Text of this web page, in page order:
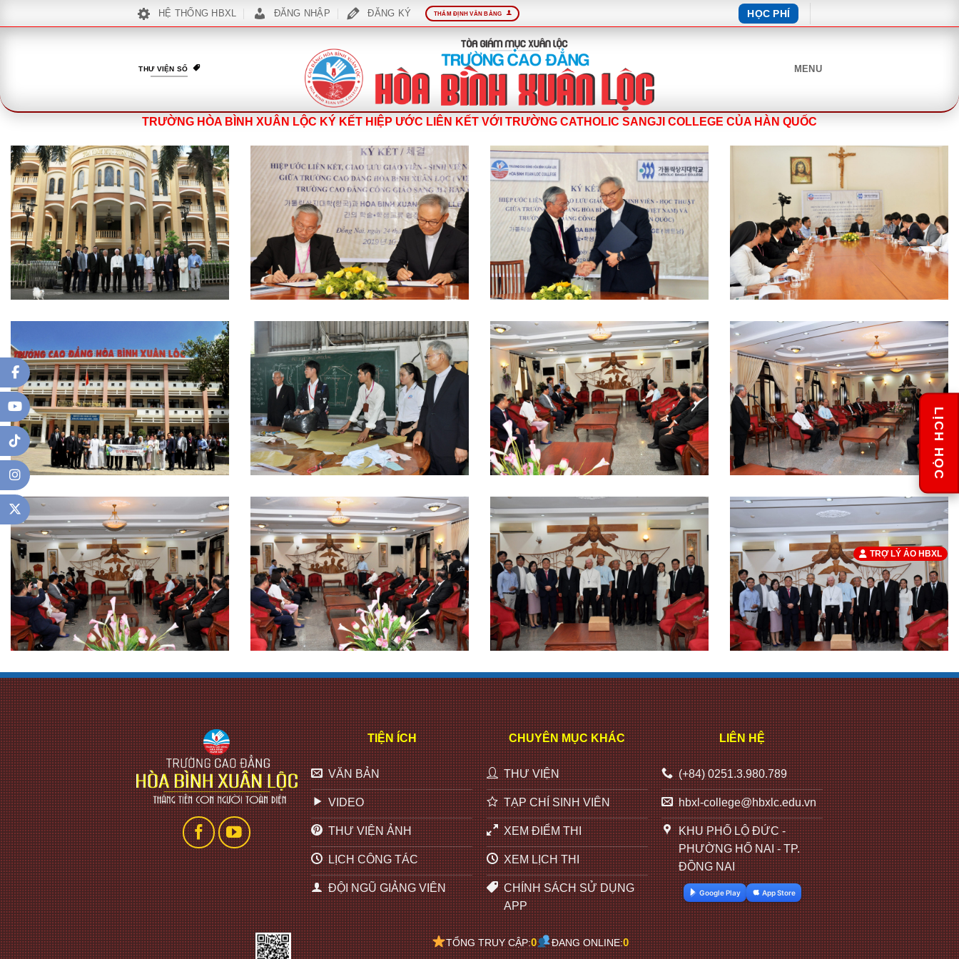
qua
HỆ THỐNG HBXL ĐĂNG NHẬP ĐĂNG KÝ THẨM ĐỊNH VĂN BẰNG HỌC PHÍ
THƯ VIỆN SỐ MENU
TRƯỜNG HÒA BÌNH XUÂN LỘC KÝ KẾT HIỆP ƯỚC LIÊN KẾT VỚI TRƯỜNG CATHOLIC SANGJI COLLEGE CỦA HÀN QUỐC
TIỆN ÍCH
VĂN BẢN
VIDEO
THƯ VIỆN ẢNH
LỊCH CÔNG TÁC
ĐỘI NGŨ GIẢNG VIÊN
CHUYÊN MỤC KHÁC
THƯ VIỆN
TẠP CHÍ SINH VIÊN
XEM ĐIỂM THI
XEM LỊCH THI
CHÍNH SÁCH SỬ DỤNG
APP
LIÊN HỆ
(+84) 0251.3.980.789
hbxl-college@hbxlc.edu.vn
KHU PHỐ LỘ ĐỨC -
PHƯỜNG HỐ NAI - TP.
ĐỒNG NAI
Google Play App Store
TỔNG TRUY CẬP:0 ĐANG ONLINE:0
LỊCH HỌC
TRỢ LÝ ẢO HBXL